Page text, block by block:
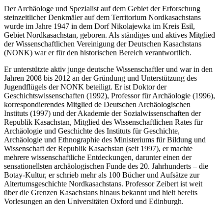
Der Archäologe und Spezialist auf dem Gebiet der Erforschung
steinzeitlicher Denkmäler auf dem Territorium Nordkasachstans
wurde im Jahre 1947 in dem Dorf Nikolajewka im Kreis Esil,
Gebiet Nordkasachstan, geboren. Als ständiges und aktives Mitglied
der Wissenschaftlichen Vereinigung der Deutschen Kasachstans
(NONK) war er für den historischen Bereich verantwortlich.
Er unterstützte aktiv junge deutsche Wissenschaftler und war in den
Jahren 2008 bis 2012 an der Gründung und Unterstützung des
Jugendflügels der NONK beteiligt. Er ist Doktor der
Geschichtswissenschaften (1992), Professor für Archäologie (1996),
korrespondierendes Mitglied de Deutschen Archäologischen
Instituts (1997) und der Akademie der Sozialwissenschaften der
Republik Kasachstan, Mitglied des Wissenschaftlichen Rates für
Archäologie und Geschichte des Instituts für Geschichte,
Archäologie und Ethnographie des Ministeriums für Bildung und
Wissenschaft der Republik Kasachstan (seit 1997), er machte
mehrere wissenschaftliche Entdeckungen, darunter einen der
sensationellsten archäologischen Funde des 20. Jahrhunderts – die
Botay-Kultur, er schrieb mehr als 100 Bücher und Aufsätze zur
Altertumsgeschichte Nordkasachstans. Professor Zeibert ist weit
über die Grenzen Kasachstans hinaus bekannt und hielt bereits
Vorlesungen an den Universitäten Oxford und Edinburgh.